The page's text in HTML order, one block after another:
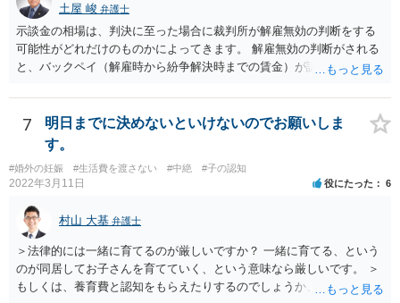
土屋 峻 弁護士
示談金の相場は、判決に至った場合に裁判所が解雇無効の判断をする
可能性がどれだけのものかによってきます。 解雇無効の判断がされる
と、バックペイ（解雇時から紛争解決時までの賃金）が認められるの
準となります。解決金の基準は、半年から１年程度の賃金相当額くら
いだと思います。 この件は、弁護士に具体的な内容について、ご相談
された方がよい事案だと考えます。
7
明日までに決めないといけないのでお願いしま
す。
#婚外の妊娠 #生活費を渡さない #中絶 #子の認知
2022年3月11日 役にたった 6
村山 大基 弁護士
＞法律的には一緒に育てるのが厳しいですか？ 一緒に育てる、という
のが同居してお子さんを育てていく、という意味なら厳しいです。 ＞
もしくは、養育費と認知をもらえたりするのでしょうか、 相手が認知